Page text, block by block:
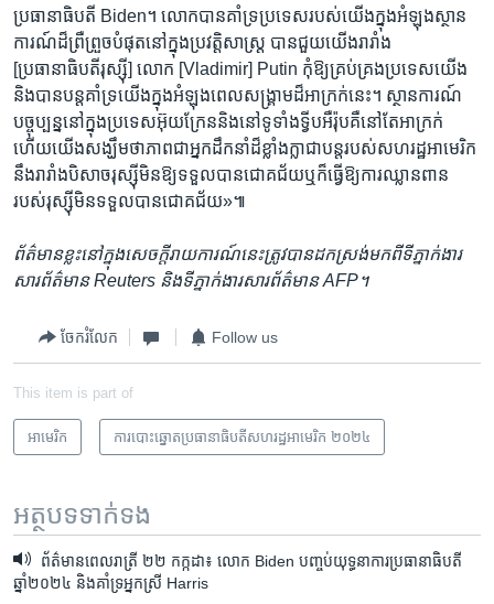
ប្រធានាធិបតី Biden។ លោក​បាន​គាំទ្រ​ប្រទេស​របស់​យើង​ក្នុង​អំឡុង​ស្ថាន
ការណ៍​ដ៏​ព្រឺព្រួច​បំផុត​នៅ​ក្នុង​ប្រវត្តិសាស្ត្រ បាន​ជួយ​យើង​រារាំង
[ប្រធានាធិបតី​រុស្ស៊ី] លោក [Vladimir] Putin កុំ​ឱ្យ​គ្រប់គ្រង​ប្រទេស​យើង
និង​បាន​បន្ត​គាំទ្រ​យើង​ក្នុង​អំឡុង​ពេល​សង្គ្រាម​ដ៏​អាក្រក់​នេះ។ ស្ថានការណ៍​
បច្ចុប្បន្ន​នៅ​ក្នុង​ប្រទេស​អ៊ុយក្រែន​និង​នៅ​ទូទាំង​ទ្វីប​អឺរ៉ុប​គឺ​នៅតែ​អាក្រក់
ហើយ​យើង​សង្ឃឹម​ថា​ភាព​ជា​អ្នកដឹកនាំ​ដ៏​ខ្លាំងក្លា​ជា​បន្ត​របស់​សហរដ្ឋ​អាមេរិក​
នឹង​រារាំង​បិសាច​រុស្ស៊ី​មិន​ឱ្យ​ទទួល​បាន​ជោគជ័យ​ឬ​ក៏​ធ្វើ​ឱ្យ​ការ​ឈ្លានពាន​
របស់​រុស្ស៊ី​មិន​ទទួល​បាន​ជោគជ័យ»៕
ព័ត៌មាន​ខ្លះ​នៅ​ក្នុង​សេចក្ដី​រាយការណ៍​នេះ​ត្រូវបាន​ដកស្រង់​មកពី​ទីភ្នាក់ងារ​
សារព័ត៌មានReuters និង​ទីភ្នាក់ងារ​សារព័ត៌មាន AFP។
ចែករំលែក Follow us
This item is part of
អាមេរិក​ ការបោះឆ្នោតប្រធានាធិបតីសហរដ្ឋអាមេរិក ២០២៤
អត្ថបទ​ទាក់ទង
ព័ត៌មានពេលរាត្រី ២២ កក្កដា៖ លោក Biden បញ្ចប់​យុទ្ធនាការ​ប្រធានាធិបតី​
ឆ្នាំ២០២៤ និងគាំទ្រអ្នកស្រី Harris